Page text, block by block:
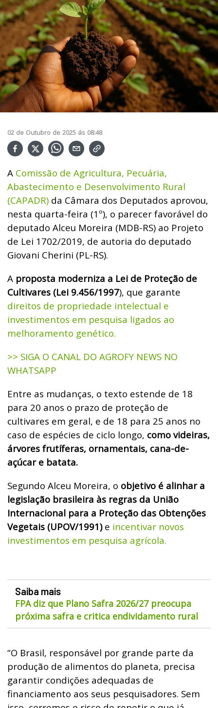
02 de Outubro de 2025 ás 08:48
A Comissão de Agricultura, Pecuária,
Abastecimento e Desenvolvimento Rural
(CAPADR) da Câmara dos Deputados aprovou,
nesta quarta-feira (1º), o parecer favorável do
deputado Alceu Moreira (MDB-RS) ao Projeto
de Lei 1702/2019, de autoria do deputado
Giovani Cherini (PL-RS).
A proposta moderniza a Lei de Proteção de
Cultivares (Lei 9.456/1997), que garante
direitos de propriedade intelectual e
investimentos em pesquisa ligados ao
melhoramento genético.
>> SIGA O CANAL DO AGROFY NEWS NO
WHATSAPP
Entre as mudanças, o texto estende de 18
para 20 anos o prazo de proteção de
cultivares em geral, e de 18 para 25 anos no
caso de espécies de ciclo longo, como videiras,
árvores frutíferas, ornamentais, cana-de-
açúcar e batata.
Segundo Alceu Moreira, o objetivo é alinhar a
legislação brasileira às regras da União
Internacional para a Proteção das Obtenções
Vegetais (UPOV/1991)e incentivar novos
investimentos em pesquisa agrícola.
Saiba mais
FPA diz que Plano Safra 2026/27 preocupa
próxima safra e critica endividamento rural
“O Brasil, responsável por grande parte da
produção de alimentos do planeta, precisa
garantir condições adequadas de
financiamento aos seus pesquisadores. Sem